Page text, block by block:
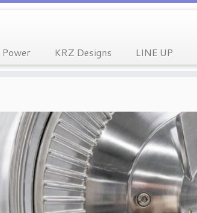
Power KRZ Designs LINE UP